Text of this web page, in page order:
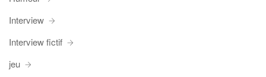
Interview
Interview fictif
jeu